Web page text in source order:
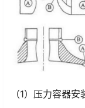
（1）压力容器